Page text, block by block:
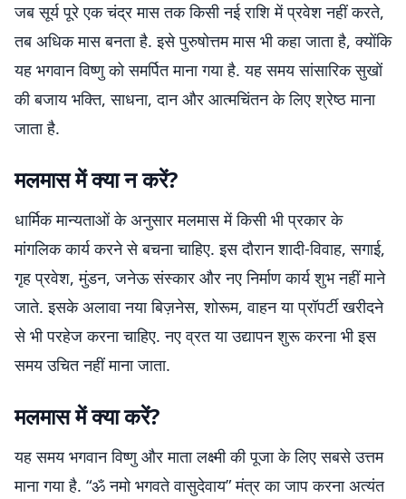
जब सूर्य पूरे एक चंद्र मास तक किसी नई राशि में प्रवेश नहीं करते,
तब अधिक मास बनता है. इसे पुरुषोत्तम मास भी कहा जाता है, क्योंकि
यह भगवान विष्णु को समर्पित माना गया है. यह समय सांसारिक सुखों
की बजाय भक्ति, साधना, दान और आत्मचिंतन के लिए श्रेष्ठ माना
जाता है.
मलमास में क्या न करें?
धार्मिक मान्यताओं के अनुसार मलमास में किसी भी प्रकार के
मांगलिक कार्य करने से बचना चाहिए. इस दौरान शादी-विवाह, सगाई,
गृह प्रवेश, मुंडन, जनेऊ संस्कार और नए निर्माण कार्य शुभ नहीं माने
जाते. इसके अलावा नया बिज़नेस, शोरूम, वाहन या प्रॉपर्टी खरीदने
से भी परहेज करना चाहिए. नए व्रत या उद्यापन शुरू करना भी इस
समय उचित नहीं माना जाता.
मलमास में क्या करें?
यह समय भगवान विष्णु और माता लक्ष्मी की पूजा के लिए सबसे उत्तम
माना गया है. “ॐ नमो भगवते वासुदेवाय” मंत्र का जाप करना अत्यंत